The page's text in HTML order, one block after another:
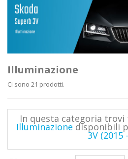
Illuminazione
Ci sono 21 prodotti.
In questa categoria
Illuminazione disponibili
3V (2015